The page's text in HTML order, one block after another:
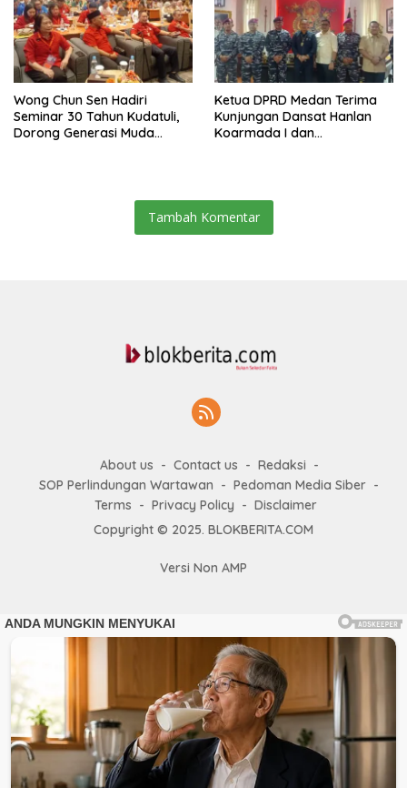
Wong Chun Sen Hadiri
Seminar 30 Tahun Kudatuli,
Dorong Generasi Muda
Ketua DPRD Medan Terima
Kunjungan Dansat Hanlan
Koarmada I dan
Tambah Komentar
About us Contact us
Redaksi
SOP Perlindungan Wartawan
Pedoman Media Siber
Terms
Privacy Policy
Disclaimer
Copyright © 2025. BLOKBERITA.COM
Versi Non AMP